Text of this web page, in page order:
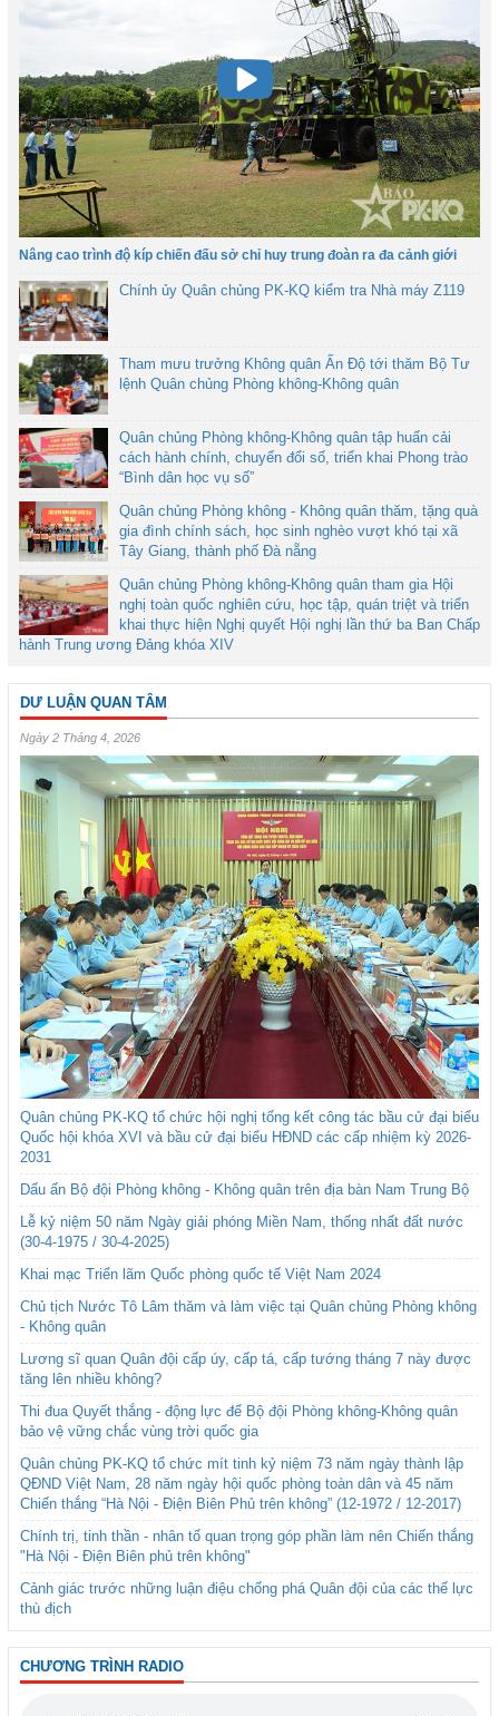
Nâng cao trình độ kíp chiến đấu sở chỉ huy trung đoàn ra đa cảnh giới
Chính ủy Quân chủng PK-KQ kiểm tra Nhà máy Z119
Tham mưu trưởng Không quân Ấn Độ tới thăm Bộ Tư
lệnh Quân chủng Phòng không-Không quân
Quân chủng Phòng không-Không quân tập huấn cải
cách hành chính, chuyển đổi số, triển khai Phong trào
“Bình dân học vụ số”
Quân chủng Phòng không - Không quân thăm, tặng quà
gia đình chính sách, học sinh nghèo vượt khó tại xã
Tây Giang, thành phố Đà nẵng
Quân chủng Phòng không-Không quân tham gia Hội
nghị toàn quốc nghiên cứu, học tập, quán triệt và triển
khai thực hiện Nghị quyết Hội nghị lần thứ ba Ban Chấp
hành Trung ương Đảng khóa XIV
DƯ LUẬN QUAN TÂM
Ngày 2 Tháng 4, 2026
Quân chủng PK-KQ tổ chức hội nghị tổng kết công tác bầu cử đại biểu
Quốc hội khóa XVI và bầu cử đại biểu HĐND các cấp nhiệm kỳ 2026-
2031
Dấu ấn Bộ đội Phòng không - Không quân trên địa bàn Nam Trung Bộ
Lễ kỷ niệm 50 năm Ngày giải phóng Miền Nam, thống nhất đất nước
(30-4-1975 / 30-4-2025)
Khai mạc Triển lãm Quốc phòng quốc tế Việt Nam 2024
Chủ tịch Nước Tô Lâm thăm và làm việc tại Quân chủng Phòng không
- Không quân
Lương sĩ quan Quân đội cấp úy, cấp tá, cấp tướng tháng 7 này được
tăng lên nhiều không?
Thi đua Quyết thắng - động lực để Bộ đội Phòng không-Không quân
bảo vệ vững chắc vùng trời quốc gia
Quân chủng PK-KQ tổ chức mít tinh kỷ niệm 73 năm ngày thành lập
QĐND Việt Nam, 28 năm ngày hội quốc phòng toàn dân và 45 năm
Chiến thắng “Hà Nội - Điện Biên Phủ trên không” (12-1972 / 12-2017)
Chính trị, tinh thần - nhân tố quan trọng góp phần làm nên Chiến thắng
"Hà Nội - Điện Biên phủ trên không"
Cảnh giác trước những luận điệu chống phá Quân đội của các thế lực
thù địch
CHƯƠNG TRÌNH RADIO